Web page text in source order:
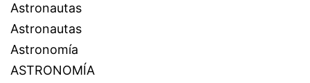
Astronautas
Astronautas
Astronomía
ASTRONOMÍA